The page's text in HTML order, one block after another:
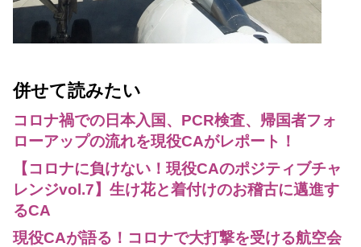
併せて読みたい
コロナ禍での日本入国、PCR検査、帰国者フォ
ローアップの流れを現役CAがレポート！
【コロナに負けない！現役CAのポジティブチャ
レンジvol.7】生け花と着付けのお稽古に邁進す
るCA
現役CAが語る！コロナで大打撃を受ける航空会